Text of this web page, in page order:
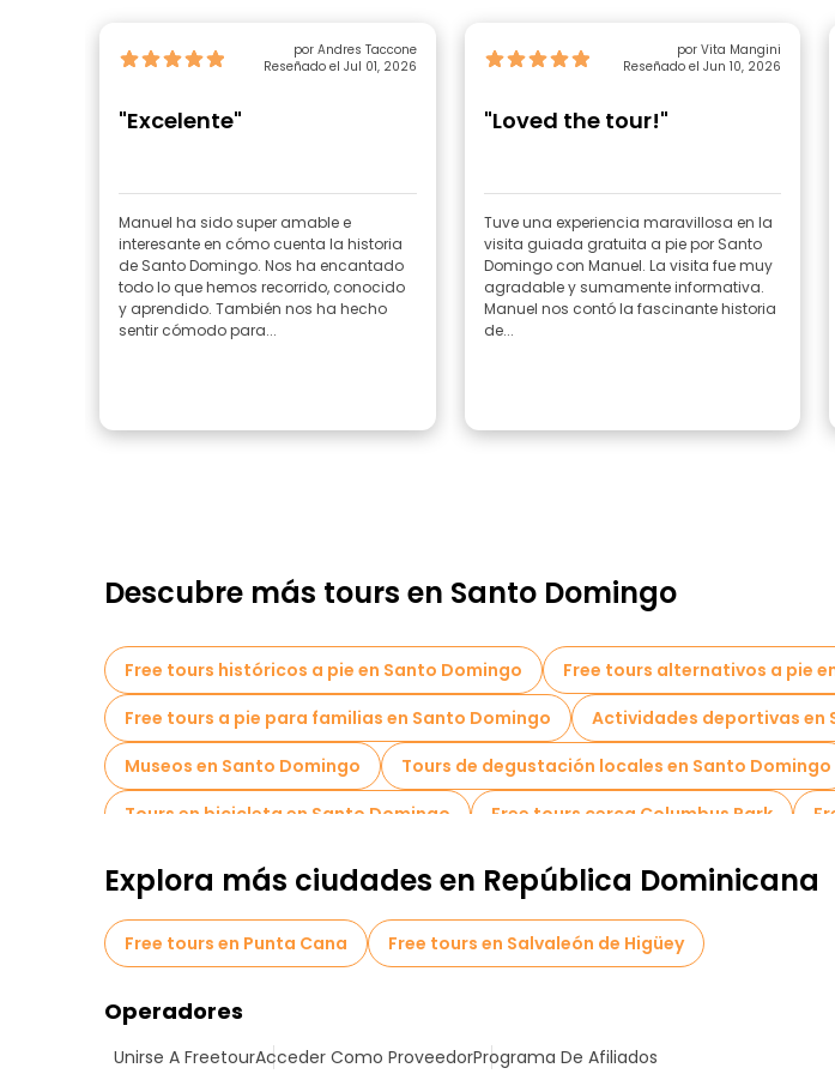
por Andres Taccone
Reseñado el Jul 01, 2026
"Excelente"
Manuel ha sido super amable e
interesante en cómo cuenta la historia
de Santo Domingo. Nos ha encantado
todo lo que hemos recorrido, conocido
y aprendido. También nos ha hecho
sentir cómodo para...
por Vita Mangini
Reseñado el Jun 10, 2026
"Loved the tour!"
Tuve una experiencia maravillosa en la
visita guiada gratuita a pie por Santo
Domingo con Manuel. La visita fue muy
agradable y sumamente informativa.
Manuel nos contó la fascinante historia
de...
Descubre más tours en Santo Domingo
Free tours históricos a pie en Santo Domingo Free tours alternativos a pie
Free tours a pie para familias en Santo Domingo
Actividades deportivas en
Museos en Santo Domingo
Tours de degustación locales en Santo Domingo
Tours en bicicleta en Santo Domingo
Free tours cerca Columbus Park
Explora más ciudades en República Dominicana
Free tours en Punta Cana Free tours en Salvaleón de Higüey
Operadores
Unirse A FreetourAcceder Como ProveedorPrograma De Afiliados